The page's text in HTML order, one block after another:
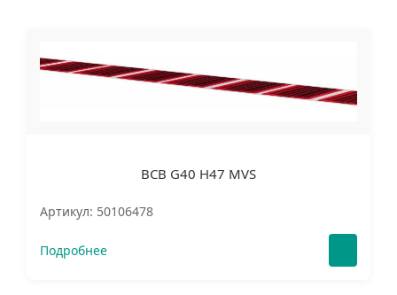
BCB G40 H47 MVS
Артикул: 50106478
Подробнее